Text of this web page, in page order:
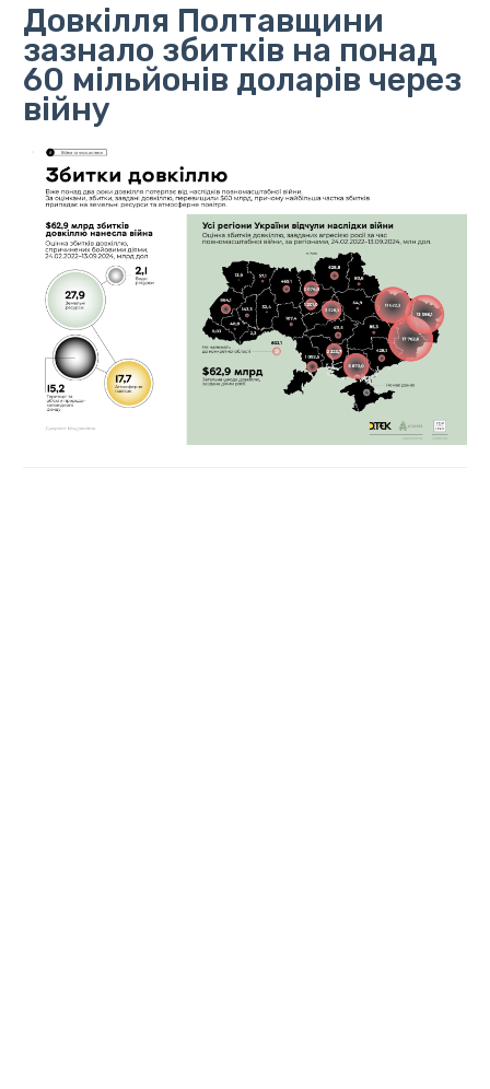
Довкілля Полтавщини
зазнало збитків на понад
60 мільйонів доларів через
війну